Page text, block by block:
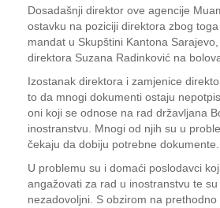
Dosadašnji direktor ove agencije
ostavku na poziciji direktora zbog
mandat u Skupštini Kantona
direktora Suzana Radinković na
Izostanak direktora i zamjenice
to da mnogi dokumenti ostaju
oni koji se odnose na rad državljana
inostranstvu. Mnogi od njih su u
čekaju da dobiju potrebne dokumente.
U problemu su i domaći poslodavci
angažovati za rad u inostranstvu te
nezadovoljni. S obzirom na